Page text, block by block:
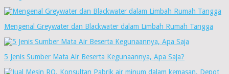
Mengenal Greywater dan Blackwater dalam Limbah Rumah Tangga
5 Jenis Sumber Mata Air Beserta Kegunaannya, Apa Saja?